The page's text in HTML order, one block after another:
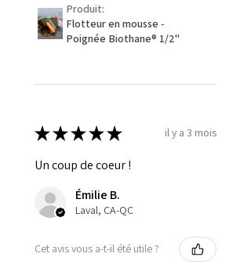
Produit:
Flotteur en mousse -
Poignée Biothane® 1/2''
★★★★★ il y a 3 mois
Un coup de coeur !
Émilie B.
Laval, CA-QC
Cet avis vous a-t-il été utile ?